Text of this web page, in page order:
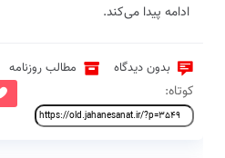
ادامه پیدا می‌کند.
بدون دیدگاه مطالب روزنامه
کوتاه: